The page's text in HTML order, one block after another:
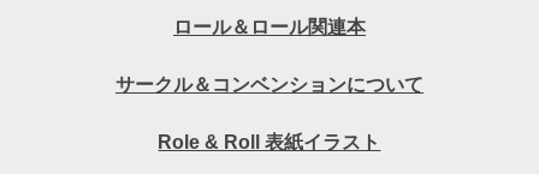
ロール＆ロール関連本
サークル＆コンベンションについて
Role & Roll 表紙イラスト